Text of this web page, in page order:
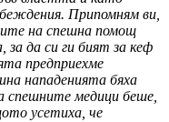
Припомням ви,
на спешна помощ
за да си ги бият за кеф
предприехме
нападенията бяха
спешните медици беше,
усетиха, че